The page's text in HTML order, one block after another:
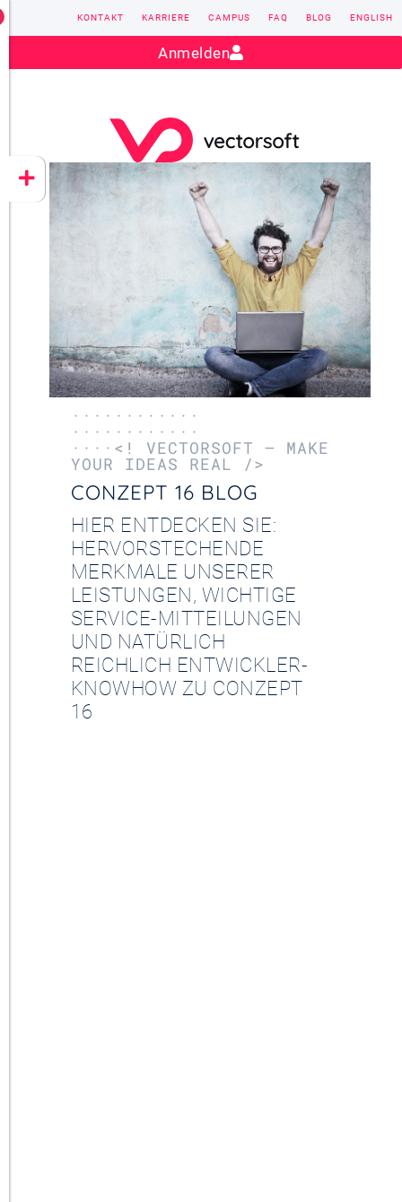
CONZEPT 16
YEET
Kontakt:sales@vectorsoft.de
KONTAKT KARRIERE CAMPUS FAQ BLOG ENGLISH
Anmelden
············
············
····<! VECTORSOFT – MAKE
YOUR IDEAS REAL />
CONZEPT 16 BLOG
HIER ENTDECKEN SIE:
HERVORSTECHENDE
MERKMALE UNSERER
LEISTUNGEN, WICHTIGE
SERVICE-MITTEILUNGEN
UND NATÜRLICH
REICHLICH ENTWICKLER-
KNOWHOW ZU CONZEPT
16